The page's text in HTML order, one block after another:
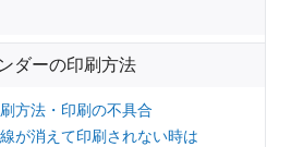
ダーの印刷方法
方法・印刷の不具合
が消えて印刷されない時は